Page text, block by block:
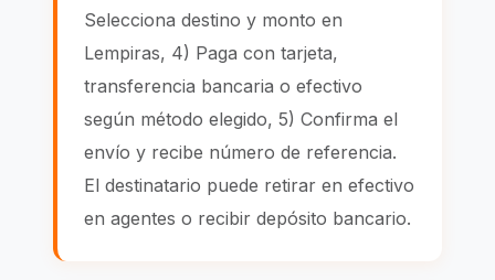
Selecciona destino y monto en
Lempiras, 4) Paga con tarjeta,
transferencia bancaria o efectivo
según método elegido, 5) Confirma el
envío y recibe número de referencia.
El destinatario puede retirar en efectivo
en agentes o recibir depósito bancario.